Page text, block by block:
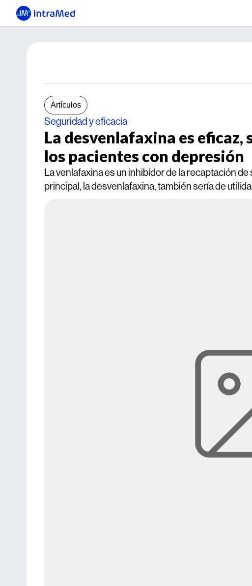
Artículos
Seguridad y eficacia
La desvenlafaxina es
los pacientes con depresión
La venlafaxina es un inhibidor de la recaptación
principal, la desvenlafaxina, también sería de